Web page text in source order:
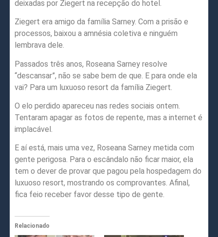
deixadas por Ziegert na recepção do hotel.
Ziegert era amigo da família Sarney. Com a prisão e
processos, baixou a amnésia coletiva e ninguém
lembrava dele.
Passados três anos, Roseana Sarney resolve
“descansar”, não se sabe bem de que. E para onde ela
vai? Para um luxuoso resort da família Ziegert.
O elo perdido apareceu nas redes sociais ontem.
Tentaram apagar as fotos de repente, mas a internet é
implacável.
E aí está, mais uma vez, Roseana Sarney metida com
gente perigosa. Para o escândalo não ficar maior, ela
tem o dever de provar que pagou pela hospedagem do
luxuoso resort, mostrando os comprovantes. Afinal,
fica feio receber favor desse tipo de gente.
Relacionado